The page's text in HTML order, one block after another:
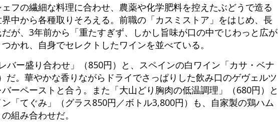
フの繊細な料理に合わせ、農薬や化学肥料を控えたぶどうで造る
中から各種取りそろえる。前職の「カスミストア」をはじめ、長
が、3年前から「重たすぎず、しかし旨味が口の中でじわっと広が
かれ、自身でセレクトしたワインを並べている。
バー盛り合わせ」（850円）と、スペインの白ワイン「カサ・ベナ
だ。華やかな香りながらドライでさっぱりした飲み口のゲヴェルツ
ーペーストと合う。また「大山どり胸肉の低温調理」（680円）と
「てぐみ」（グラス850円／ボトル3,800円）も、自家製の鶏ハム
組み合わせだ。